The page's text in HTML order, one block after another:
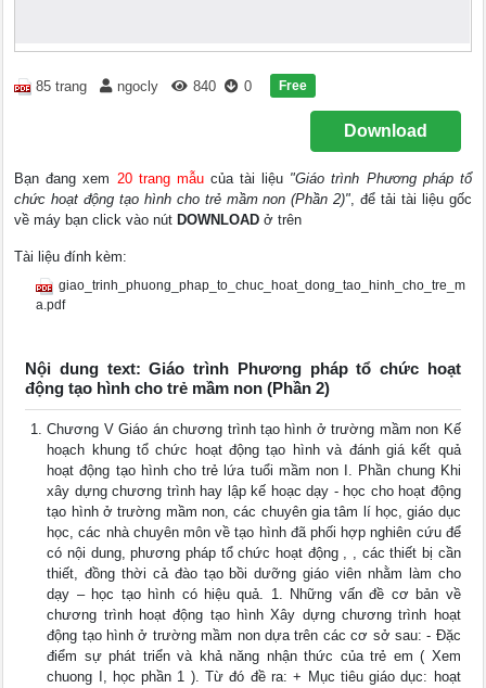
85 trang ngocly 840 0 Free
Download
Bạn đang xem 20 trang mẫucủa tài liệu "Giáo trình Phương pháp tổ
chức hoạt động tạo hình cho trẻ mầm non (Phần 2)", để tải tài liệu gốc
về máy bạn click vào nút DOWNLOAD ở trên
Tài liệu đính kèm:
giao_trinh_phuong_phap_to_chuc_hoat_dong_tao_hinh_cho_tre_m
a.pdf
Nội dung text: Giáo trình Phương pháp tổ chức hoạt
động tạo hình cho trẻ mầm non (Phần 2)
Chương V Giáo án chương trình tạo hình ở trường mầm non Kế
hoạch khung tổ chức hoạt động tạo hình và đánh giá kết quả
hoạt động tạo hình cho trẻ lứa tuổi mầm non I. Phần chung Khi
xây dựng chương trình hay lập kế hoạc dạy - học cho hoạt động
tạo hình ở trường mầm non, các chuyên gia tâm lí học, giáo dục
học, các nhà chuyên môn về tạo hình đã phối hợp nghiên cứu để
có nội dung, phương pháp tổ chức hoạt động , , các thiết bị cần
thiết, đồng thời cả đào tạo bồi dưỡng giáo viên nhằm làm cho
dạy – học tạo hình có hiệu quả. 1. Những vấn đề cơ bản về
chương trình hoạt động tạo hình Xây dựng chương trình hoạt
động tạo hình ở trường mầm non dựa trên các cơ sở sau: - Đặc
điểm sự phát triển và khả năng nhận thức của trẻ em ( Xem
chuong I, học phần 1 ). Từ đó đề ra: + Mục tiêu giáo dục: hoạt